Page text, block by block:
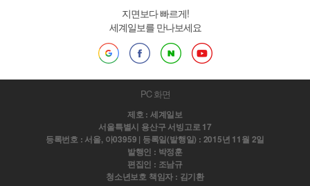
지면보다 빠르게!
세계일보를 만나보세요
PC 화면
제호 : 세계일보
서울특별시 용산구 서빙고로 17
등록번호 : 서울, 아03959 | 등록일(발행일) : 2015년 11월 2일
발행인 : 박정훈
편집인 : 조남규
청소년보호 책임자 : 김기환